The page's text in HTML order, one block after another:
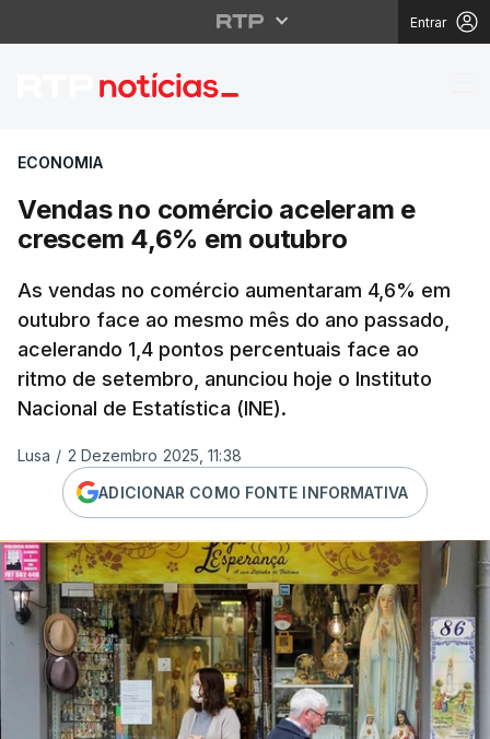
Entrar
Vendas no comércio
ECONOMIA
Vendas no comércio aceleram e
crescem 4,6% em outubro
As vendas no comércio aumentaram 4,6% em
outubro face ao mesmo mês do ano passado,
acelerando 1,4 pontos percentuais face ao
ritmo de setembro, anunciou hoje o Instituto
Nacional de Estatística (INE).
Lusa / 2 Dezembro 2025, 11:38
ADICIONAR COMO FONTE INFORMATIVA